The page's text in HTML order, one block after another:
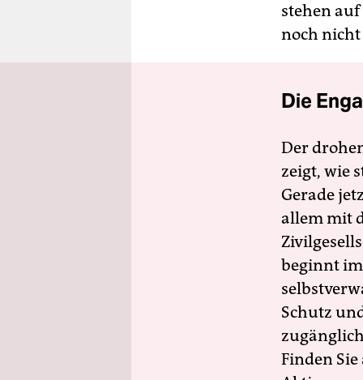
stehen
noch nicht
Die
Der
zeigt, wie
Gerade
allem mit
beginnt
Schutz
Finden